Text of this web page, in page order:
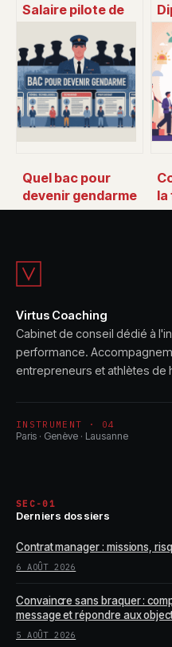
Salaire pilote de
gagne vraiment un
commandant de
bord ?
Quel bac pour
devenir gendarme
: le guide clair pour
la
Virtus Coaching
Cabinet de conseil dédié à
performance.
entrepreneurs et athlètes de
INSTRUMENT · 04
Paris · Genève · Lausanne
SEC-01
Derniers dossiers
Contrat manager : missions,
6 AOÛT 2026
Convaincre sans braquer :
message et répondre aux
5 AOÛT 2026